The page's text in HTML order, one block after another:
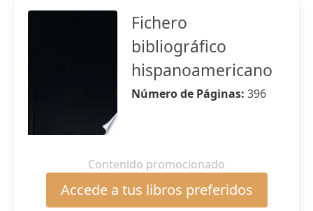
Fichero
bibliográfico
hispanoamericano
Número de Páginas: 396
Contenido promocionado
Accede a tus libros preferidos